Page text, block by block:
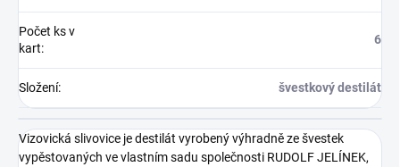
Počet ks v
kart:
6
Složení: švestkový destilát
Vizovická slivovice je destilát vyrobený výhradně ze švestek
vypěstovaných ve vlastním sadu společnosti RUDOLF JELÍNEK,